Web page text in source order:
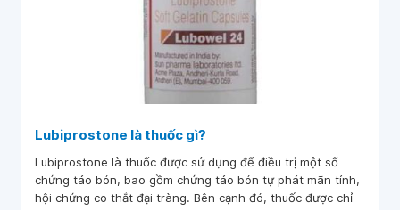
Lubiprostone là thuốc gì?
Lubiprostone là thuốc được sử dụng để điều trị một số
chứng táo bón, bao gồm chứng táo bón tự phát mãn tính,
hội chứng co thắt đại tràng. Bên cạnh đó, thuốc được chỉ